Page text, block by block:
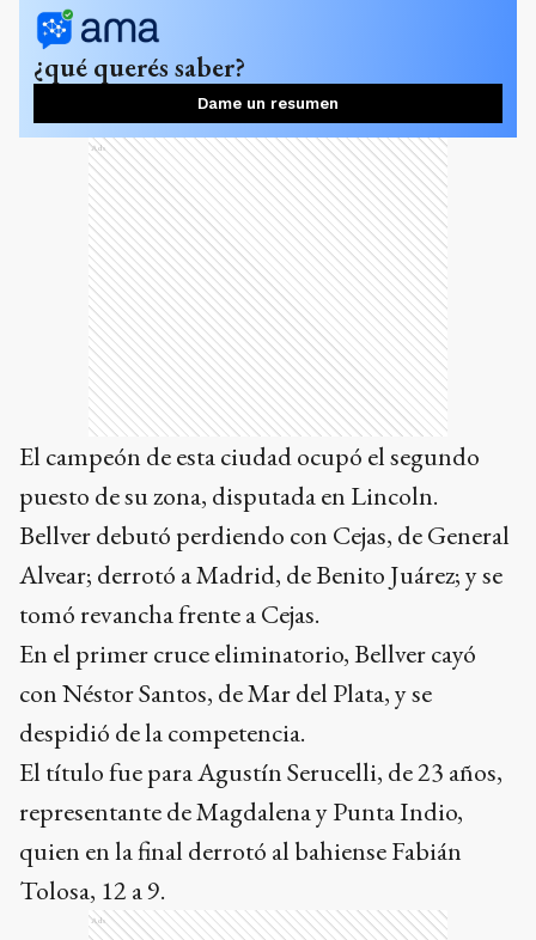
¿qué querés saber?
Dame un resumen
Ads
El campeón de esta ciudad ocupó el segundo
puesto de su zona, disputada en Lincoln.
Bellver debutó perdiendo con Cejas, de General
Alvear; derrotó a Madrid, de Benito Juárez; y se
tomó revancha frente a Cejas.
En el primer cruce eliminatorio, Bellver cayó
con Néstor Santos, de Mar del Plata, y se
despidió de la competencia.
El título fue para Agustín Serucelli, de 23 años,
representante de Magdalena y Punta Indio,
quien en la final derrotó al bahiense Fabián
Tolosa, 12 a 9.
Ads